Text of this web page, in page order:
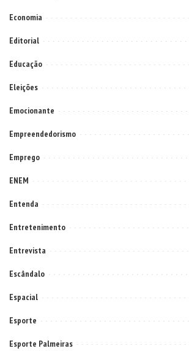
Economia
Editorial
Educação
Eleições
Emocionante
Empreendedorismo
Emprego
ENEM
Entenda
Entretenimento
Entrevista
Escândalo
Espacial
Esporte
Esporte Palmeiras